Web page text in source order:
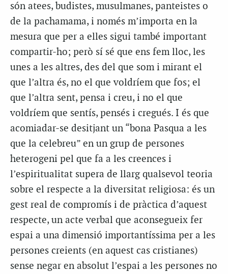
són atees, budistes, musulmanes, panteistes o
de la pachamama, i només m’importa en la
mesura que per a elles sigui també important
compartir-ho; però sí sé que ens fem lloc, les
unes a les altres, des del que som i mirant el
que l’altra és, no el que voldríem que fos; el
que l’altra sent, pensa i creu, i no el que
voldríem que sentís, pensés i cregués. I és que
acomiadar-se desitjant un “bona Pasqua a les
que la celebreu” en un grup de persones
heterogeni pel que fa a les creences i
l’espiritualitat supera de llarg qualsevol teoria
sobre el respecte a la diversitat religiosa: és un
gest real de compromís i de pràctica d’aquest
respecte, un acte verbal que aconsegueix fer
espai a una dimensió importantíssima per a les
persones creients (en aquest cas cristianes)
sense negar en absolut l’espai a les persones no